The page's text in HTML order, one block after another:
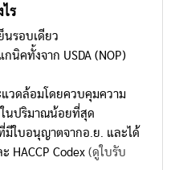
ร
นรอบเดียว
นิคทั้งจาก USDA (NOP)
วดล้อมโดยควบคุมความ
นปริมาณน้อยที่สุด
มีใบอนุญาตจากอ.ย. และได้
HACCP Codex (ดูใบรับ